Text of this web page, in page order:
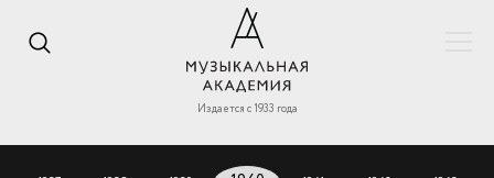
Издается с 1933 года